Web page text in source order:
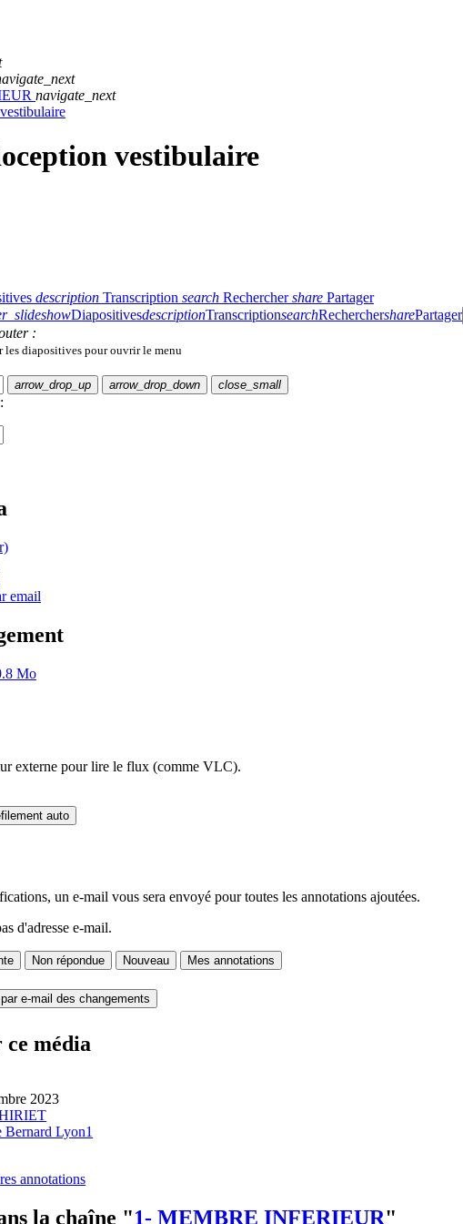
navigate_next
vestibulaire
description Transcription search Rechercher share Partager
DiapositivesdescriptionTranscriptionsearchRecherchersharePartager
:
diapositives pour ouvrir le menu
arrow_drop_up arrow_drop_down close_small
email
Mo
externe pour lire le flux (comme VLC).
auto
un e-mail vous sera envoyé pour toutes les annotations ajoutées.
d'adresse e-mail.
Non répondue Nouveau
Mes annotations
e-mail des changements
média
2023
Bernard Lyon1
annotations
la chaîne "1- MEMBRE INFERIEUR"